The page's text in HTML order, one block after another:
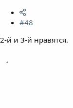
#48
2-й и 3-й нравятся.